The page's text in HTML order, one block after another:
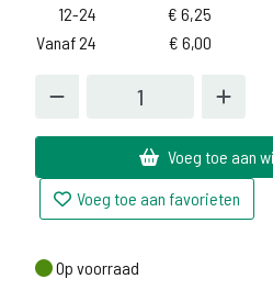
12-24
€ 6,25
Vanaf 24
€ 6,00
Voeg toe aan
Voeg toe aan favorieten
Op voorraad
Op voorraad